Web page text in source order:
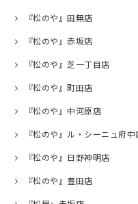
『松のや』田無店
『松のや』赤坂店
『松のや』芝一丁目店
『松のや』町田店
『松のや』中河原店
『松のや』ル・シーニュ府中
『松のや』日野神明店
『松のや』豊田店